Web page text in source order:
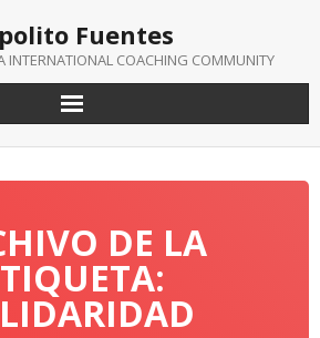
Fuentes
INTERNATIONAL COACHING COMMUNITY
DE LA